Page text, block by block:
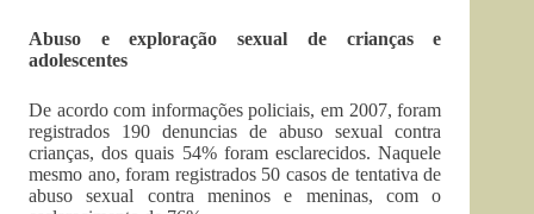
Abuso e exploração sexual de crianças e
adolescentes
De acordo com informações policiais, em 2007, foram
registrados 190 denuncias de abuso sexual contra
crianças, dos quais 54% foram esclarecidos. Naquele
mesmo ano, foram registrados 50 casos de tentativa de
abuso sexual contra meninos e meninas, com o